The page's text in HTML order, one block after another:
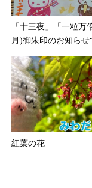
「十三夜」「一粒万
月)御朱印のお知らせ
紅葉の花